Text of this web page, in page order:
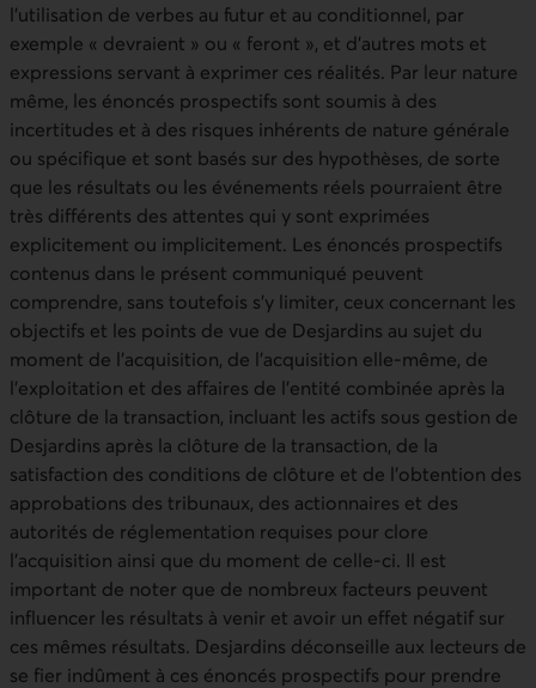
l’utilisation de verbes au futur et au conditionnel, par
exemple « devraient » ou « feront », et d’autres mots et
expressions servant à exprimer ces réalités. Par leur nature
même, les énoncés prospectifs sont soumis à des
incertitudes et à des risques inhérents de nature générale
ou spécifique et sont basés sur des hypothèses, de sorte
que les résultats ou les événements réels pourraient être
très différents des attentes qui y sont exprimées
explicitement ou implicitement. Les énoncés prospectifs
contenus dans le présent communiqué peuvent
comprendre, sans toutefois s’y limiter, ceux concernant les
objectifs et les points de vue de Desjardins au sujet du
moment de l’acquisition, de l’acquisition elle-même, de
l’exploitation et des affaires de l’entité combinée après la
clôture de la transaction, incluant les actifs sous gestion de
Desjardins après la clôture de la transaction, de la
satisfaction des conditions de clôture et de l’obtention des
approbations des tribunaux, des actionnaires et des
autorités de réglementation requises pour clore
l’acquisition ainsi que du moment de celle-ci. Il est
important de noter que de nombreux facteurs peuvent
influencer les résultats à venir et avoir un effet négatif sur
ces mêmes résultats. Desjardins déconseille aux lecteurs de
se fier indûment à ces énoncés prospectifs pour prendre